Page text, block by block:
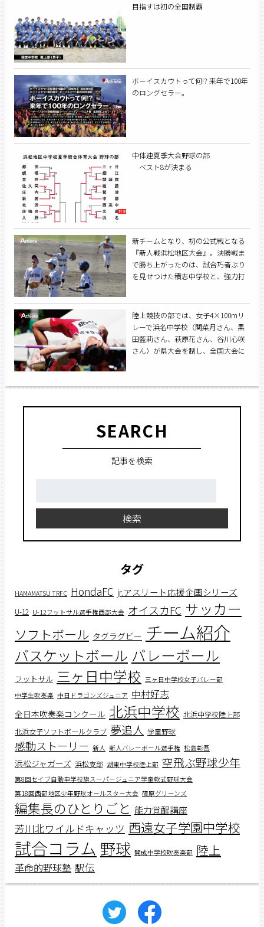
目指すは初の全国制覇
ボーイスカウトって何!? 来年で100年
のロングセラー。
中体連夏季大会野球の部
ベスト8が決まる
新チームとなり、初の公式戦となる
『新人戦浜松地区大会』。決勝戦ま
で勝ち上がったのは、試合巧者ぶり
を見せつけた積志中学校と、強力打
陸上競技の部では、女子4×100mリ
レーで浜名中学校（関菜月さん、黒
田藍莉さん、萩原花さん、谷川心咲
さん）が県大会を制し、全国大会に
SEARCH
記事を検索
検索
タグ
HAMAMATSU TRFC HondaFC jr.アスリート応援企画シリーズ
U-12 U-12フットサル選手権西部大会 オイスカFC サッカー
ソフトボール タグラグビー チーム紹介
バスケットボール バレーボール
フットサル 三ヶ日中学校 三ヶ日中学校女子バレー部
中学生吹奏楽 中日ドラゴンズジュニア 中村好志
全日本吹奏楽コンクール 北浜中学校 北浜中学校陸上部
北浜女子ソフトボールクラブ 夢追人 学童野球
感動ストーリー 新人 新人バレーボール選手権 松島彰吾
浜松ジャガーズ 浜松支部 湖東中学校陸上部 空飛ぶ野球少年
第8回セイブ自動車学校旗スーパージュニア学童軟式野球大会
第18回西部地区少年野球オールスター大会 篠原グリーンズ
編集長のひとりごと 能力覚醒講座
芳川北ワイルドキャッツ 西遠女子学園中学校
試合コラム 野球 開成中学校吹奏楽部 陸上
革命的野球塾 駅伝